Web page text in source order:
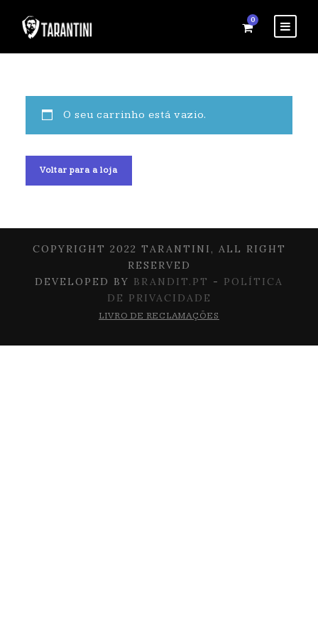
0
O seu carrinho está vazio.
Voltar para a loja
COPYRIGHT 2022 TARANTINI, ALL RIGHT
RESERVED
DEVELOPED BY BRANDIT.PT - POLÍTICA
DE PRIVACIDADE
LIVRO DE RECLAMAÇÕES